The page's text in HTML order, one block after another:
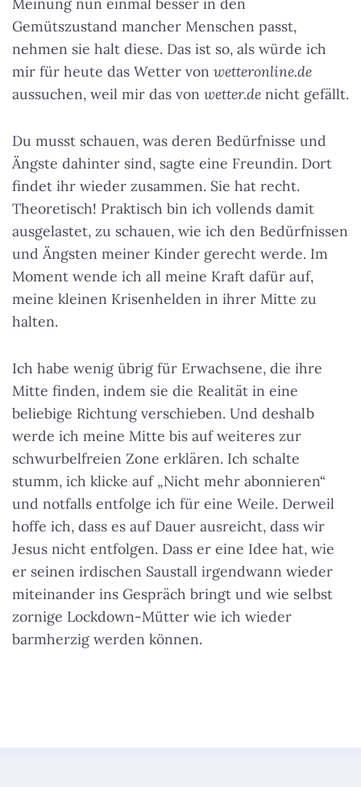
Meinung nun einmal besser in den
Gemütszustand mancher Menschen passt,
nehmen sie halt diese. Das ist so, als würde ich
mir für heute das Wetter von wetteronline.de
aussuchen, weil mir das von wetter.de nicht gefällt.
Du musst schauen, was deren Bedürfnisse und
Ängste dahinter sind, sagte eine Freundin. Dort
findet ihr wieder zusammen. Sie hat recht.
Theoretisch! Praktisch bin ich vollends damit
ausgelastet, zu schauen, wie ich den Bedürfnissen
und Ängsten meiner Kinder gerecht werde. Im
Moment wende ich all meine Kraft dafür auf,
meine kleinen Krisenhelden in ihrer Mitte zu
halten.
Ich habe wenig übrig für Erwachsene, die ihre
Mitte finden, indem sie die Realität in eine
beliebige Richtung verschieben. Und deshalb
werde ich meine Mitte bis auf weiteres zur
schwurbelfreien Zone erklären. Ich schalte
stumm, ich klicke auf „Nicht mehr abonnieren“
und notfalls entfolge ich für eine Weile. Derweil
hoffe ich, dass es auf Dauer ausreicht, dass wir
Jesus nicht entfolgen. Dass er eine Idee hat, wie
er seinen irdischen Saustall irgendwann wieder
miteinander ins Gespräch bringt und wie selbst
zornige Lockdown-Mütter wie ich wieder
barmherzig werden können.